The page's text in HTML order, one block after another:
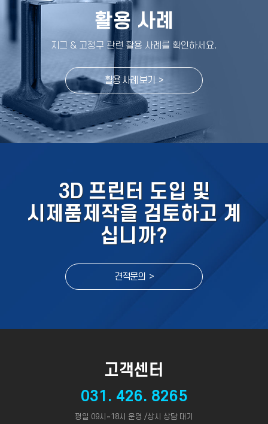
활용 사례
지그 & 고정구 관련 활용 사례를 확인하세요.
활용 사례 보기 >
3D 프린터 도입 및
시제품제작을 검토하고 계
십니까?
견적문의 >
고객센터
031. 426. 8265
평일 09시~18시 운영 /상시 상담 대기